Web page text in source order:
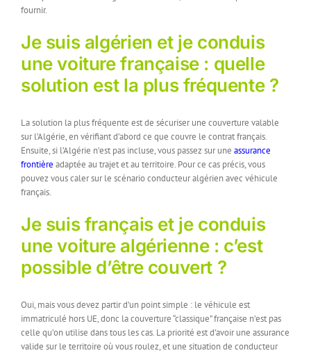
fournir.
Je suis algérien et je conduis
une voiture française : quelle
solution est la plus fréquente ?
La solution la plus fréquente est de sécuriser une couverture valable
sur l’Algérie, en vérifiant d’abord ce que couvre le contrat français.
Ensuite, si l’Algérie n’est pas incluse, vous passez sur une assurance
frontière adaptée au trajet et au territoire. Pour ce cas précis, vous
pouvez vous caler sur le scénario conducteur algérien avec véhicule
français.
Je suis français et je conduis
une voiture algérienne : c’est
possible d’être couvert ?
Oui, mais vous devez partir d’un point simple : le véhicule est
immatriculé hors UE, donc la couverture “classique” française n’est pas
celle qu’on utilise dans tous les cas. La priorité est d’avoir une assurance
valide sur le territoire où vous roulez, et une situation de conducteur